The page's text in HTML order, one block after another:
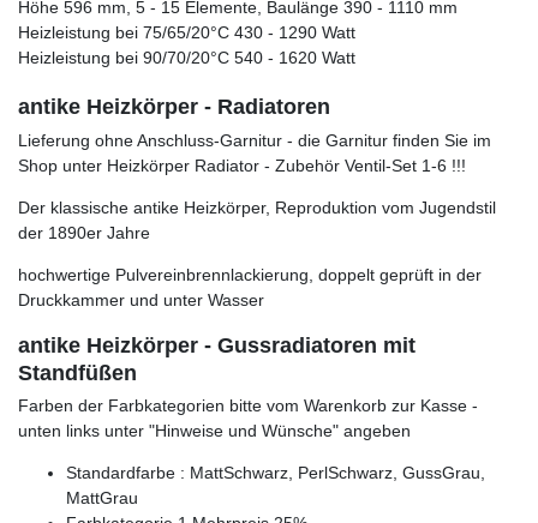
Höhe 596 mm, 5 - 15 Elemente, Baulänge 390 - 1110 mm
Heizleistung bei 75/65/20°C 430 - 1290 Watt
Heizleistung bei 90/70/20°C 540 - 1620 Watt
antike Heizkörper - Radiatoren
Lieferung ohne Anschluss-Garnitur - die Garnitur finden Sie im
Shop unter Heizkörper Radiator - Zubehör Ventil-Set 1-6 !!!
Der klassische antike Heizkörper, Reproduktion vom Jugendstil
der 1890er Jahre
hochwertige Pulvereinbrennlackierung, doppelt geprüft in der
Druckkammer und unter Wasser
antike Heizkörper - Gussradiatoren mit
Standfüßen
Farben der Farbkategorien bitte vom Warenkorb zur Kasse -
unten links unter "Hinweise und Wünsche" angeben
Standardfarbe : MattSchwarz, PerlSchwarz, GussGrau,
MattGrau